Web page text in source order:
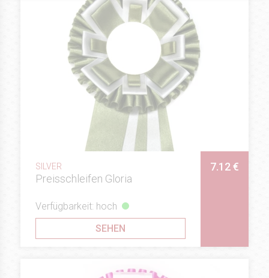
SILVER
Preisschleifen Gloria
7.12 €
Verfügbarkeit: hoch
SEHEN